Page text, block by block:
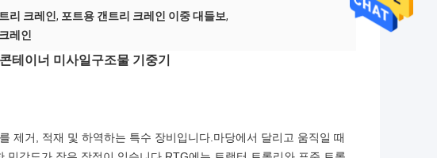
리 크레인, 포트용 갠트리 크레인 이중 대들보,
레인
테이너 미사일구조물 기중기
제거, 적재 및 하역하는 특수 장비입니다.마당에서 달리고 움직일 때